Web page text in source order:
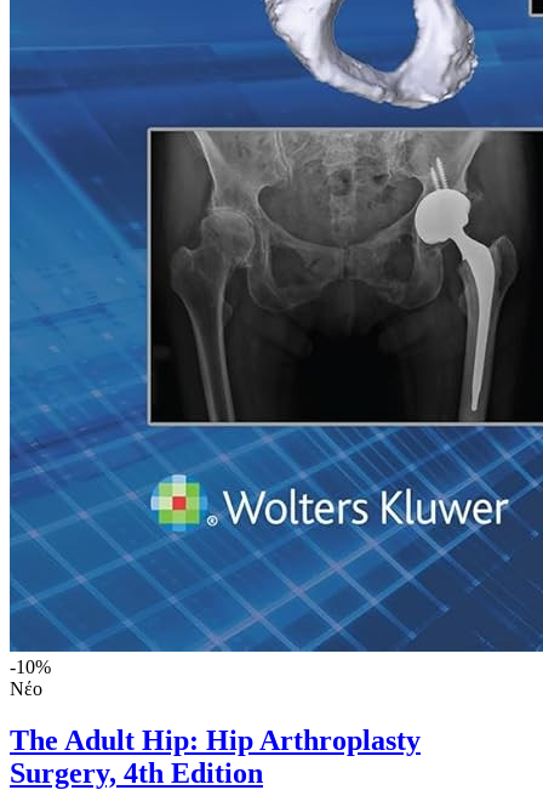
-10%
Νέο
The Adult Hip: Hip Arthroplasty
Surgery, 4th Edition